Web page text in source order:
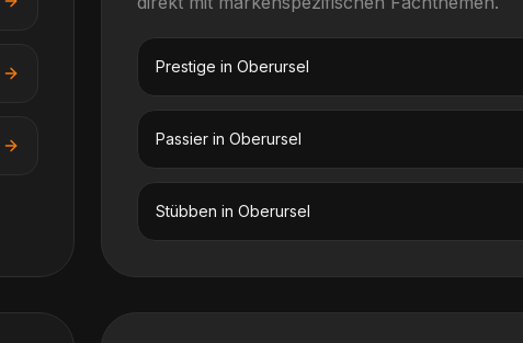
Prestige in Oberursel
Passier in Oberursel
Stübben in Oberursel